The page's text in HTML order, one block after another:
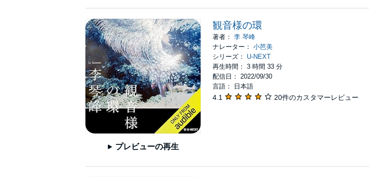
プレビューの再生
観音様の環
著者： 李 琴峰
ナレーター： 小芭美
シリーズ： U-NEXT
再生時間： 3 時間 33 分
配信日： 2022/09/30
言語： 日本語
4.1 20件のカスタマーレビュー